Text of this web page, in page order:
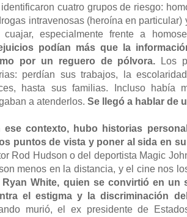
cuatro grupos de riesgo:
intravenosas (heroína en
cuajar, especialmente frente a
podían más que la
por un reguero de pólvora. Los
perdían sus trabajos, la
hasta sus familias. Incluso había
a atenderlos. Se llegó a hablar de
ese contexto, hubo historias
puntos de vista y poner al sida en
Rod Hudson o del deportista Magic
menos en la distancia, y el cine nos
Ryan White, quien se convirtió en un
el estigma y la discriminación
murió, el ex presidente de